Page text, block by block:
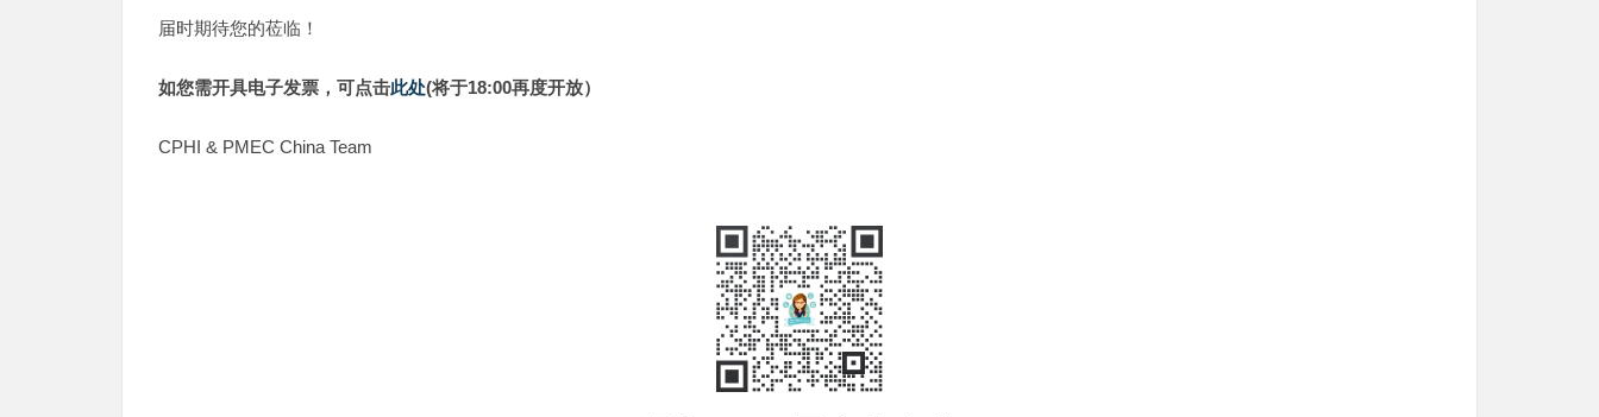
届时期待您的莅临！
如您需开具电子发票，可点击此处(将于18:00再度开放）
CPHI & PMEC China Team